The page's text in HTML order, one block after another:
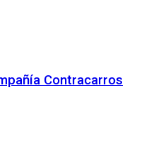
Contracarros